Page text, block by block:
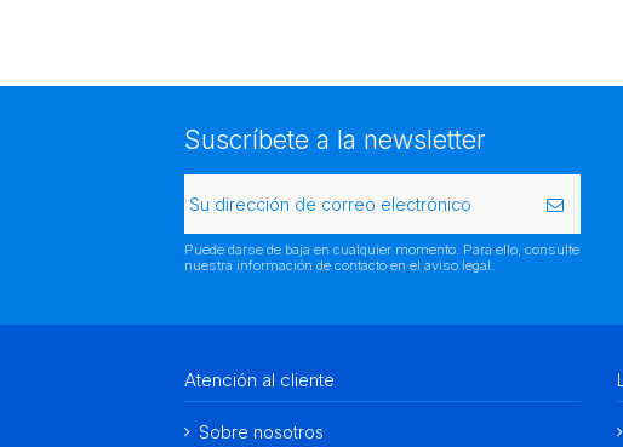
Suscríbete a la newsletter
Puede darse de baja en cualquier momento. Para ello, consulte
nuestra información de contacto en el aviso legal.
Atención al cliente
Sobre nosotros